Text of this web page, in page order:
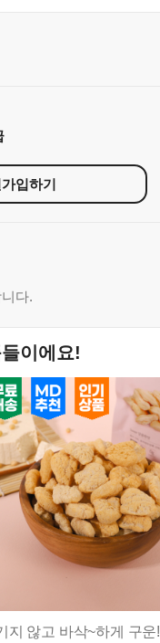
입하기
다.
이에요!
지 않고 바삭~하게 구운!